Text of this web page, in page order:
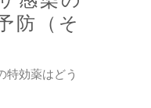
防（そ
特効薬はどう